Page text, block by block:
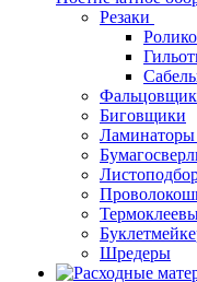
Резаки
Биговщики
Шредеры